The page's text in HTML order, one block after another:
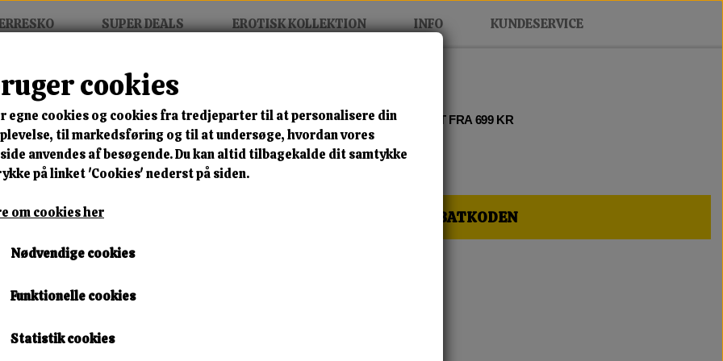
SUPER DEALS EROTISK KOLLEKTION INFO KUNDESERVICE
Flogger 32cm
MIX FRIT • KØB 3 BETAL FOR 2 • FRI FRAGT FRA 699 KR
Hvid Let Flogger 32cm
🎁 SPAR 10 % – KLIK HER OG FÅ RABATKODEN
79,00 kr.
Lagerstatus:1 på lager
KØB NU!
cookies
egne cookies og cookies fra tredjeparter til at personalisere din
til markedsføring og til at undersøge, hvordan vores
anvendes af besøgende. Du kan altid tilbagekalde dit samtykke
på linket 'Cookies' nederst på siden.
om cookies her
Nødvendige cookies
Funktionelle cookies
Statistik cookies